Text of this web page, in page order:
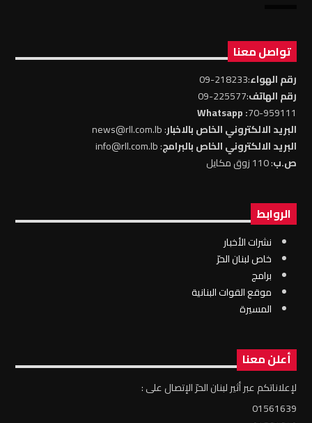
تواصل معنا
رقم الهواء:218233-09
رقم الهاتف:225577-09
70-959111
: Whatsapp
البريد الالكتروني الخاص بالاخبار: news@rll.com.lb
البريد الالكتروني الخاص بالبرامج: info@rll.com.lb
ص.ب: 110 زوق مكايل
الروابط
نشرات الأخبار
خاص لبنان الحرّ
برامج
موقع القوات البنانية
المسيرة
أعلن معنا
لإعلاناتكم عبر أثير لبنان الحرّ الإتصال على :
01561639